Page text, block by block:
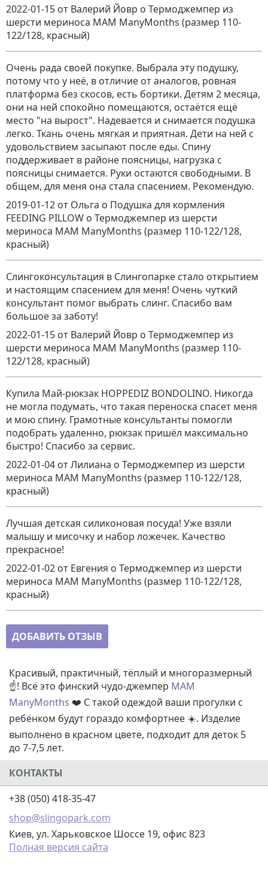
2022-01-15 от Валерий Йовр о Термоджемпер из
шерсти мериноса MAM ManyMonths (размер 110-
122/128, красный)
Очень рада своей покупке. Выбрала эту подушку,
потому что у неё, в отличие от аналогов, ровная
платформа без скосов, есть бортики. Детям 2 месяца,
они на ней спокойно помещаются, остаётся ещё
место "на вырост". Надевается и снимается подушка
легко. Ткань очень мягкая и приятная. Дети на ней с
удовольствием засыпают после еды. Спину
поддерживает в районе поясницы, нагрузка с
поясницы снимается. Руки остаются свободными. В
общем, для меня она стала спасением. Рекомендую.
2019-01-12 от Ольга о Подушка для кормления
FEEDING PILLOW о Термоджемпер из шерсти
мериноса MAM ManyMonths (размер 110-122/128,
красный)
Слингоконсультация в Слингопарке стало открытием
и настоящим спасением для меня! Очень чуткий
консультант помог выбрать слинг. Спасибо вам
большое за заботу!
2022-01-15 от Валерий Йовр о Термоджемпер из
шерсти мериноса MAM ManyMonths (размер 110-
122/128, красный)
Купила Май-рюкзак HOPPEDIZ BONDOLINO. Никогда
не могла подумать, что такая переноска спасет меня
и мою спину. Грамотные консультанты помогли
подобрать удаленно, рюкзак пришёл максимально
быстро! Спасибо за сервис.
2022-01-04 от Лилиана о Термоджемпер из шерсти
мериноса MAM ManyMonths (размер 110-122/128,
красный)
Лучшая детская силиконовая посуда! Уже взяли
малышу и мисочку и набор ложечек. Качество
прекрасное!
2022-01-02 от Евгения о Термоджемпер из шерсти
мериноса MAM ManyMonths (размер 110-122/128,
красный)
ДОБАВИТЬ ОТЗЫВ
Красивый, практичный, тёплый и многоразмерный
☝️! Всё это финский чудо-джемпер MAM
ManyMonths ❤️ С такой одеждой ваши прогулки с
ребёнком будут гораздо комфортнее ☀️. Изделие
выполнено в красном цвете, подходит для деток 5
до 7-7,5 лет.
КОНТАКТЫ
+38 (050) 418-35-47
shop@slingopark.com
Киев, ул. Харьковское Шоссе 19, офис 823
Полная версия сайта